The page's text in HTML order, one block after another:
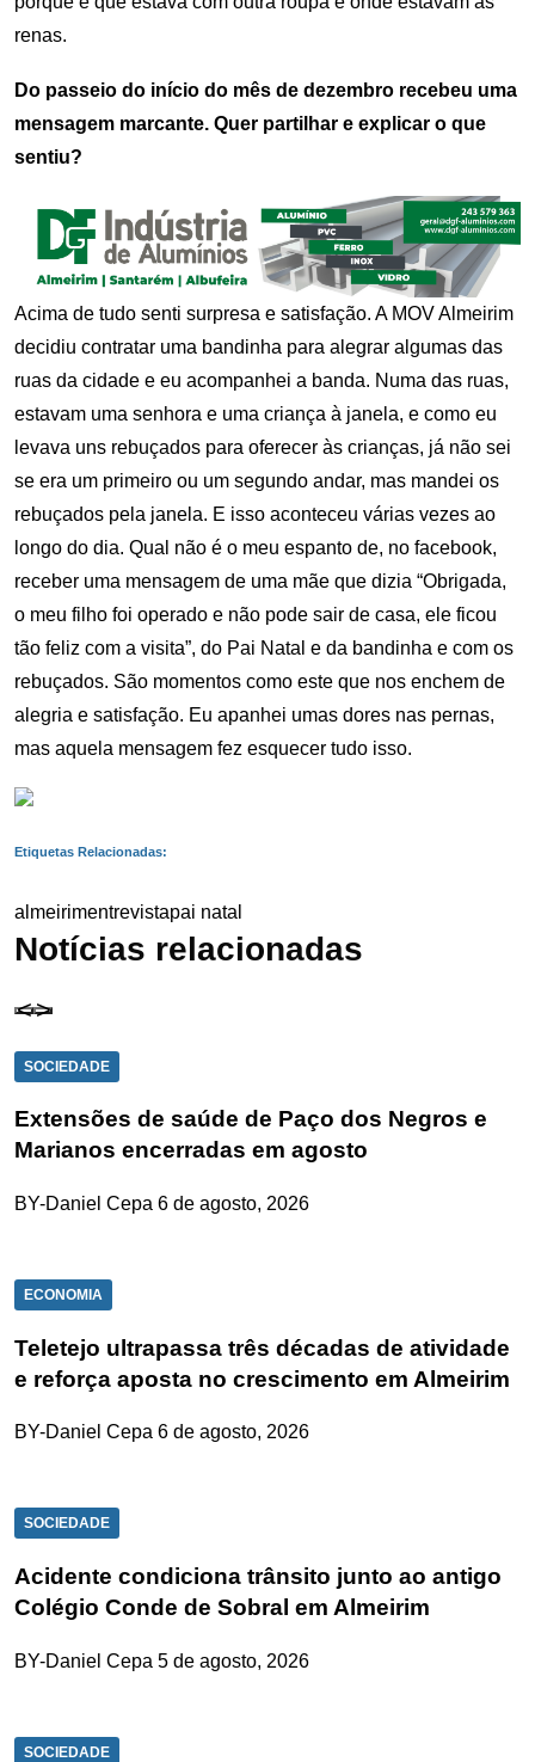
renas.
Do passeio do início do mês de dezembro recebeu uma
mensagem marcante. Quer partilhar e explicar o que
sentiu?
Acima de tudo senti surpresa e satisfação. A MOV Almeirim
decidiu contratar uma bandinha para alegrar algumas das
ruas da cidade e eu acompanhei a banda. Numa das ruas,
estavam uma senhora e uma criança à janela, e como eu
levava uns rebuçados para oferecer às crianças, já não sei
se era um primeiro ou um segundo andar, mas mandei os
rebuçados pela janela. E isso aconteceu várias vezes ao
longo do dia. Qual não é o meu espanto de, no facebook,
receber uma mensagem de uma mãe que dizia “Obrigada,
o meu filho foi operado e não pode sair de casa, ele ficou
tão feliz com a visita”, do Pai Natal e da bandinha e com os
rebuçados. São momentos como este que nos enchem de
alegria e satisfação. Eu apanhei umas dores nas pernas,
mas aquela mensagem fez esquecer tudo isso.
Etiquetas Relacionadas:
almeirimentrevistapai natal
Notícias relacionadas
SOCIEDADE
Extensões de saúde de Paço dos Negros e
Marianos encerradas em agosto
BY-Daniel Cepa 6 de agosto, 2026
ECONOMIA
Teletejo ultrapassa três décadas de atividade
e reforça aposta no crescimento em Almeirim
BY-Daniel Cepa 6 de agosto, 2026
SOCIEDADE
Acidente condiciona trânsito junto ao antigo
Colégio Conde de Sobral em Almeirim
BY-Daniel Cepa 5 de agosto, 2026
SOCIEDADE